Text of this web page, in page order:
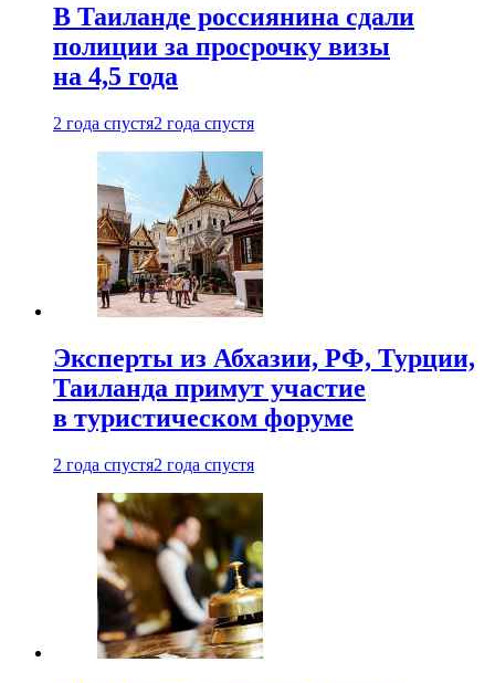
В Таиланде россиянина сдали
полиции за просрочку визы
на 4,5 года
2 года спустя2 года спустя
Эксперты из Абхазии, РФ, Турции,
Таиланда примут участие
в туристическом форуме
2 года спустя2 года спустя